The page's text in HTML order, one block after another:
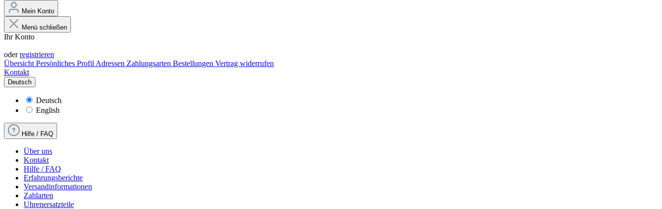
Mein Konto
Menü schließen
Ihr Konto
oderregistrieren
Übersicht Persönliches Profil Adressen Zahlungsarten Bestellungen Vertrag widerrufen
Kontakt
Deutsch
Deutsch
English
Hilfe / FAQ
Über uns
Kontakt
Hilfe / FAQ
Erfahrungsberichte
Versandinformationen
Zahlarten
Uhrenersatzteile